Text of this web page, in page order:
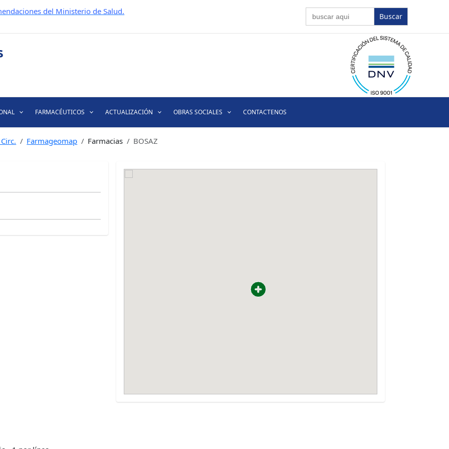
del Ministerio de Salud. Buscar:
FARMACÉUTICOS ACTUALIZACIÓN OBRAS SOCIALES CONTACTENOS
Farmageomap Farmacias BOSAZ